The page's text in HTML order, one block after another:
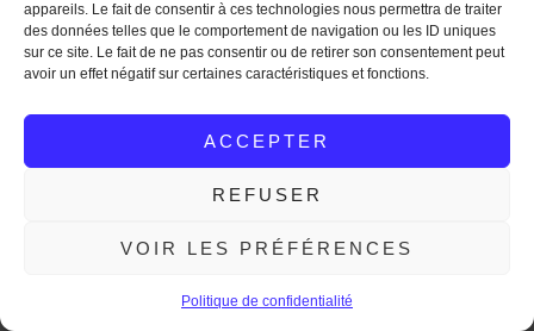
appareils. Le fait de consentir à ces technologies nous permettra de traiter
des données telles que le comportement de navigation ou les ID uniques
sur ce site. Le fait de ne pas consentir ou de retirer son consentement peut
avoir un effet négatif sur certaines caractéristiques et fonctions.
ACCEPTER
REFUSER
VOIR LES PRÉFÉRENCES
Politique de confidentialité
Frais de port offert en France à partir de 50€ de commande !
Ignorer
Promo !